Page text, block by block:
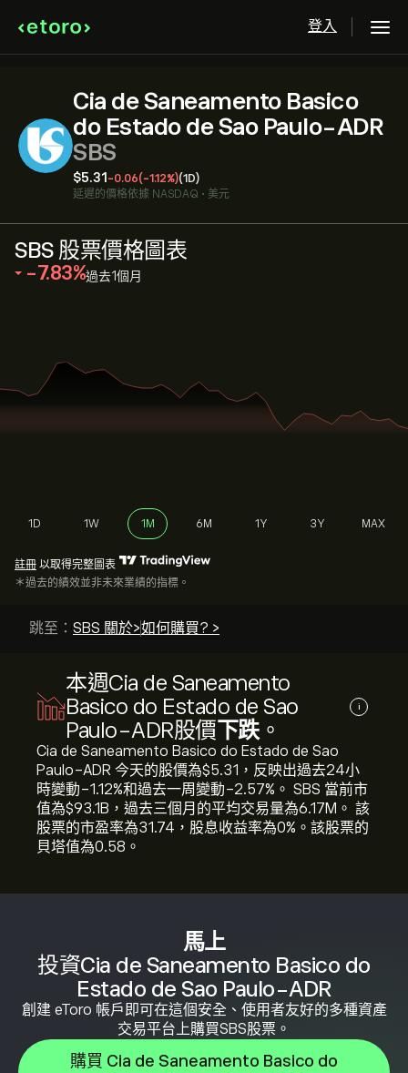
登入
Cia de Saneamento Basico
do Estado de Sao Paulo-ADR
SBS
‎$‎5.31 -0.06(-1.12%)(1D)
延遲的價格依據 NASDAQ • 美元
馬上
投資Cia de Saneamento Basico do
Estado de Sao Paulo-ADR
創建 eToro 帳戶即可在這個安全、使用者友好的多種資產
交易平台上購買SBS股票。
購買 Cia de Saneamento Basico do
SBS 股票價格圖表
‎-7.83‎ 過去1個月
1D 1W 1M 6M 1Y 3Y MAX
註冊 以取得完整圖表
＊過去的績效並非未來業績的指標。
跳至： SBS 關於>如何購買? >
本週Cia de Saneamento
Basico do Estado de Sao
Paulo-ADR股價下跌。
i
Cia de Saneamento Basico do Estado de Sao
Paulo-ADR 今天的股價為‎$‎5.31，反映出過去24小
時變動‎-1.12‎%和過去一周變動‎-2.57‎%。 SBS 當前市
值為‎$‎93.1B，過去三個月的平均交易量為6.17M。 該
股票的市盈率為31.74，股息收益率為0%。該股票的
貝塔值為0.58。